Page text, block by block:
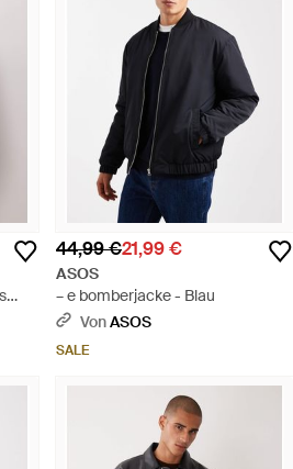
44,99 €21,99 €
ASOS
– e bomberjacke - Blau
VonASOS
SALE